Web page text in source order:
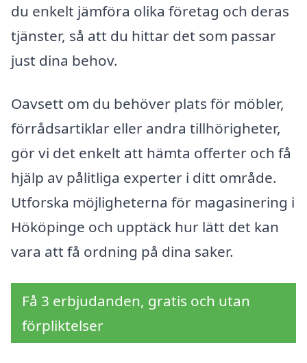
du enkelt jämföra olika företag och deras
tjänster, så att du hittar det som passar
just dina behov.
Oavsett om du behöver plats för möbler,
förrådsartiklar eller andra tillhörigheter,
gör vi det enkelt att hämta offerter och få
hjälp av pålitliga experter i ditt område.
Utforska möjligheterna för magasinering i
Hököpinge och upptäck hur lätt det kan
vara att få ordning på dina saker.
Få 3 erbjudanden, gratis och utan
förpliktelser